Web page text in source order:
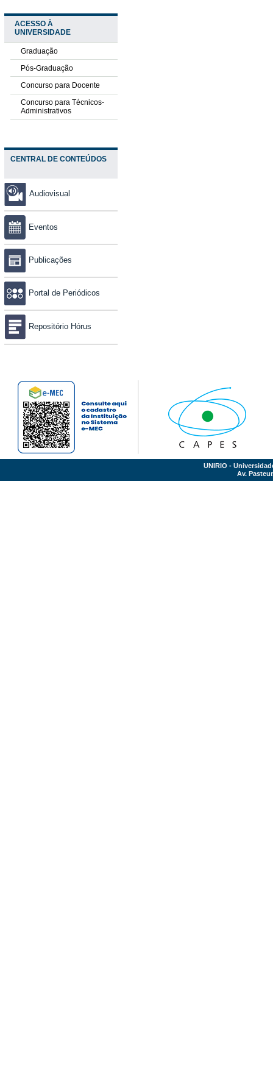
ACESSO À
UNIVERSIDADE
Graduação
Pós-Graduação
Concurso para Docente
Concurso para Técnicos-
Administrativos
CENTRAL DE CONTEÚDOS
Audiovisual
Eventos
Publicações
Portal de Periódicos
Repositório Hórus
UNIRIO -
Av.